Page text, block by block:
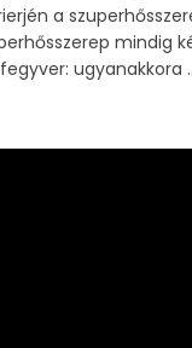
a
mindig
fegyver: ugyanakkora